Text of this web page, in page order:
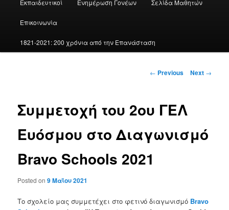
Εκπαιδευτικοί Ενημέρωση Γονέων Σελίδα Μαθητών
Επικοινωνία
1821-2021: 200 χρόνια από την Επανάσταση
Post
← Previous Next →
Συμμετοχή του 2ου ΓΕΛ
Ευόσμου στο Διαγωνισμό
Bravo Schools 2021
Posted on9 Μαΐου 2021
Το σχολείο μας συμμετέχει στο φετινό διαγωνισμό Bravo